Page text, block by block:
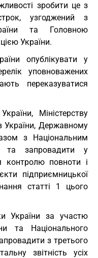
зробити це з
узгоджений з
та Головною
України.
опублікувати у
уповноважених
переказуватися
Міністерству
України, Державному
з Національним
та запровадити у
контролю повноти і
підприємницької
статті 1 цього
України за участю
та Національного
з третього
звітність усіх